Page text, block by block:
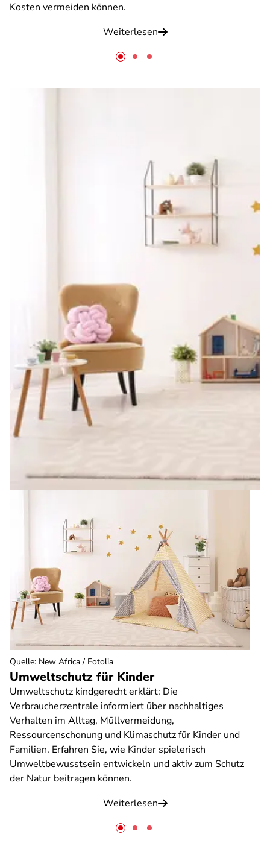
Kosten vermeiden können.
Weiterlesen
Umweltschutz für Kinder
Umweltschutz kindgerecht erklärt: Die
Verbraucherzentrale informiert über nachhaltiges
Verhalten im Alltag, Müllvermeidung,
Ressourcenschonung und Klimaschutz für Kinder und
Familien. Erfahren Sie, wie Kinder spielerisch
Umweltbewusstsein entwickeln und aktiv zum Schutz
der Natur beitragen können.
Weiterlesen
Quelle: New Africa / Fotolia